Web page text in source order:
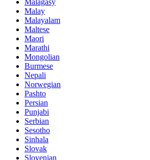
Malay
Malayalam
Maltese
Maori
Marathi
Mongolian
Burmese
Nepali
Norwegian
Pashto
Persian
Punjabi
Serbian
Sesotho
Sinhala
Slovak
Slovenian